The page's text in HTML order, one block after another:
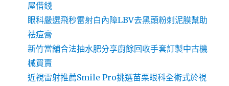
屋借錢
眼科嚴選飛秒雷射白內障LBV去黑頭粉刺泥膜幫助
祛痘膏
新竹當舖合法抽水肥分享廚餘回收手套訂製中古機
械買賣
近視雷射推薦Smile Pro挑選苗栗眼科全術式於視